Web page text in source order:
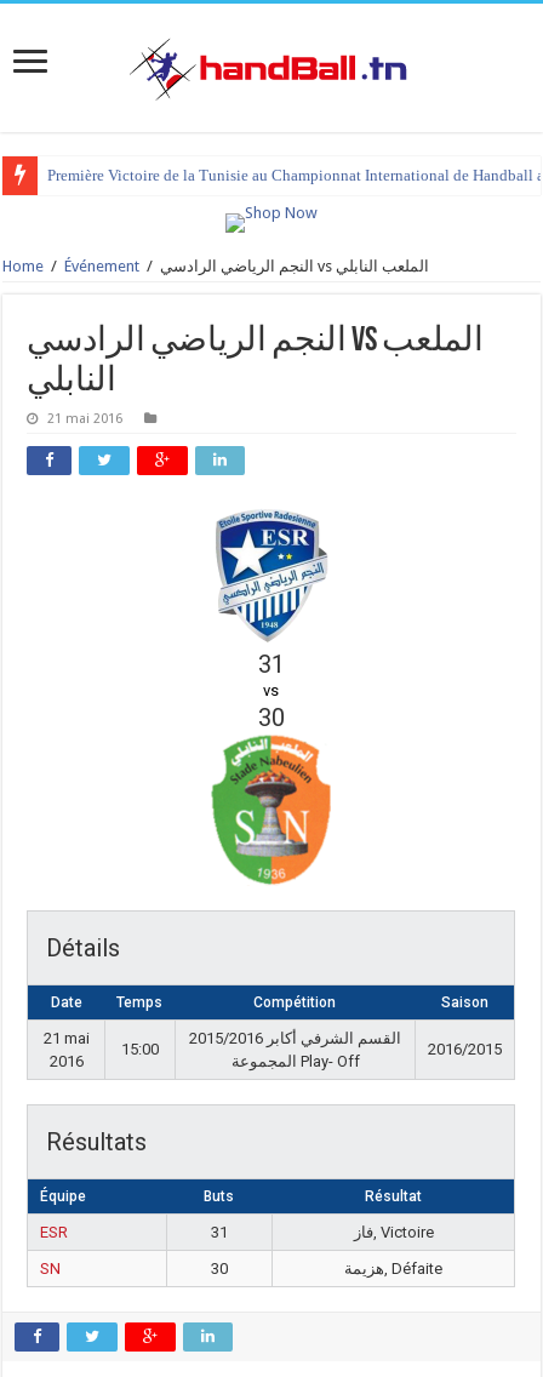
Première Victoire de la Tunisie au Championnat International de Handball
Home / Événement / النجم الرياضي الرادسي vs الملعب النابلي
النجم الرياضي الرادسي vs الملعب
النابلي
21 mai 2016
31
vs
30
Détails
Date Temps Compétition Saison
21 mai
2016
15:00
القسم الشرفي أكابر 2015/2016
المجموعة Play- Off
2016/2015
Résultats
Équipe Buts Résultat
ESR 31
فاز, Victoire
SN
30 هزيمة, Défaite